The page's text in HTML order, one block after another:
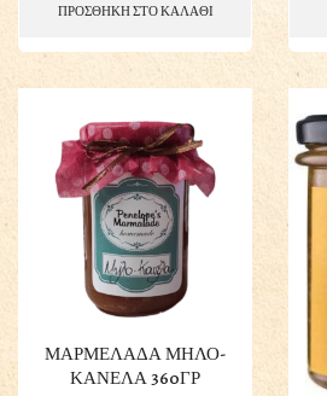
ΠΡΟΣΘΗΚΗ ΣΤΟ ΚΑΛΑΘΙ
ΜΑΡΜΕΛΑΔΑ ΜΗΛΟ-
ΚΑΝΕΛΑ 360ΓΡ